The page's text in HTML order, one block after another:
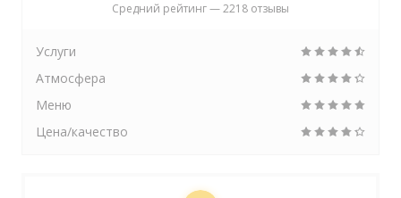
Средний рейтинг —2218 отзывы
Услуги
Атмосфера
Меню
Цена/качество